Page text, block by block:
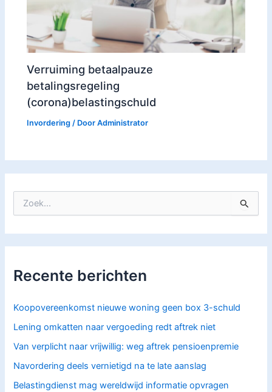
o
a
Recente berichten
Koopovereenkomst nieuwe woning geen box 3-schuld
Lening omkatten naar vergoeding redt aftrek niet
Van verplicht naar vrijwillig: weg aftrek pensioenpremie
Navordering deels vernietigd na te late aanslag
Belastingdienst mag wereldwijd informatie opvragen
Verruiming betaalpauze
betalingsregeling
(corona)belastingschuld
Invordering / DoorAdministrator